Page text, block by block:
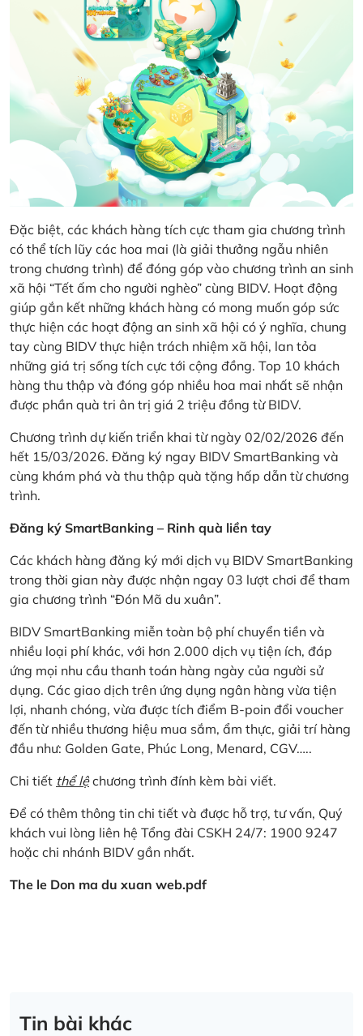
Đặc biệt, các khách hàng tích cực tham gia chương trình
có thể tích lũy các hoa mai (là giải thưởng ngẫu nhiên
trong chương trình) để đóng góp vào chương trình an sinh
xã hội “Tết ấm cho người nghèo” cùng BIDV. Hoạt động
giúp gắn kết những khách hàng có mong muốn góp sức
thực hiện các hoạt động an sinh xã hội có ý nghĩa, chung
tay cùng BIDV thực hiện trách nhiệm xã hội, lan tỏa
những giá trị sống tích cực tới cộng đồng. Top 10 khách
hàng thu thập và đóng góp nhiều hoa mai nhất sẽ nhận
được phần quà tri ân trị giá 2 triệu đồng từ BIDV.
Chương trình dự kiến triển khai từ ngày 02/02/2026 đến
hết 15/03/2026. Đăng ký ngay BIDV SmartBanking và
cùng khám phá và thu thập quà tặng hấp dẫn từ chương
trình.
Đăng ký SmartBanking – Rinh quà liền tay
Các khách hàng đăng ký mới dịch vụ BIDV SmartBanking
trong thời gian này được nhận ngay 03 lượt chơi để tham
gia chương trình “Đón Mã du xuân”.
BIDV SmartBanking miễn toàn bộ phí chuyển tiền và
nhiều loại phí khác, với hơn 2.000 dịch vụ tiện ích, đáp
ứng mọi nhu cầu thanh toán hàng ngày của người sử
dụng. Các giao dịch trên ứng dụng ngân hàng vừa tiện
lợi, nhanh chóng, vừa được tích điểm B-poin đổi voucher
đến từ nhiều thương hiệu mua sắm, ẩm thực, giải trí hàng
đầu như: Golden Gate, Phúc Long, Menard, CGV…..
Chi tiết thể lệchương trình đính kèm bài viết.
Để có thêm thông tin chi tiết và được hỗ trợ, tư vấn, Quý
khách vui lòng liên hệ Tổng đài CSKH 24/7: 1900 9247
hoặc chi nhánh BIDV gần nhất.
The le Don ma du xuan web.pdf
Tin bài khác